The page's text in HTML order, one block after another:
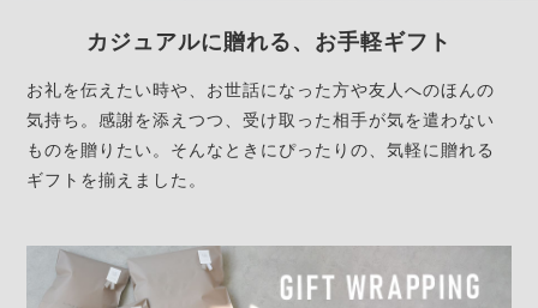
カジュアルに贈れる、お手軽ギフト
お礼を伝えたい時や、お世話になった方や友人へのほんの
気持ち。感謝を添えつつ、受け取った相手が気を遣わない
ものを贈りたい。そんなときにぴったりの、気軽に贈れる
ギフトを揃えました。